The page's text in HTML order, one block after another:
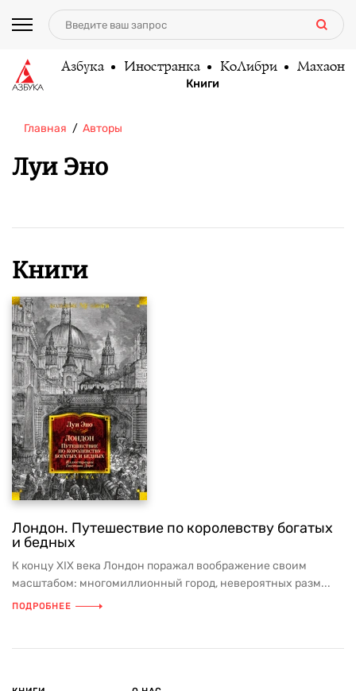
Азбука Иностранка КоЛибри Махаон
Книги
Главная Авторы
Луи Эно
Книги
Лондон. Путешествие по королевству богатых
и бедных
К концу XIX века Лондон поражал воображение своим
масштабом: многомиллионный город, невероятных разм...
ПОДРОБНЕЕ